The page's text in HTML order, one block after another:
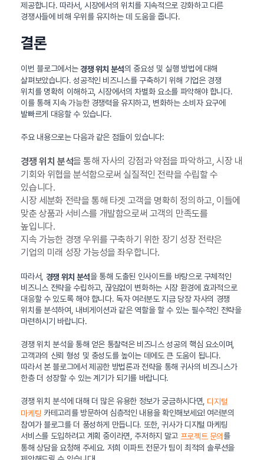
제공합니다. 따라서, 시장에서의 위치를 지속적으로 강화하고 다른
경쟁사들에 비해 우위를 유지하는 데 도움을 줍니다.
결론
이번 블로그에서는경쟁 위치 분석의 중요성 및 실행 방법에 대해
살펴보았습니다. 성공적인 비즈니스를 구축하기 위해 기업은 경쟁
위치를 명확히 이해하고, 시장에서의 차별화 요소를 파악해야 합니다.
이를 통해 지속 가능한 경쟁력을 유지하고, 변화하는 소비자 요구에
발빠르게 대응할 수 있습니다.
주요 내용으로는 다음과 같은 점들이 있습니다:
경쟁 위치 분석을 통해 자사의 강점과 약점을 파악하고, 시장 내
기회와 위협을 분석함으로써 실질적인 전략을 수립할 수
있습니다.
시장 세분화 전략을 통해 타겟 고객을 명확히 정의하고, 이들에
맞춘 상품과 서비스를 개발함으로써 고객의 만족도를
높입니다.
지속 가능한 경쟁 우위를 구축하기 위한 장기 성장 전략은
기업의 미래 성장 가능성을 좌우합니다.
따라서, 경쟁 위치 분석을 통해 도출된 인사이트를 바탕으로 구체적인
비즈니스 전략을 수립하고, 끊임없이 변화하는 시장 환경에 효과적으로
대응할 수 있도록 해야 합니다. 독자 여러분도 지금 당장 자사의 경쟁
위치를 분석하여, 내비게이션과 같은 역할을 할 수 있는 필수적인 전략을
마련하시기 바랍니다.
경쟁 위치 분석을 통해 얻은 통찰력은 비즈니스 성공의 핵심 요소이며,
고객과의 신뢰 형성 및 충성도를 높이는 데에도 큰 도움이 됩니다.
따라서 본 블로그에서 제공한 방법론과 전략을 통해 귀사의 비즈니스가
한층 더 성장할 수 있는 계기가 되기를 바랍니다.
경쟁 위치 분석에 대해 더 많은 유용한 정보가 궁금하시다면, 디지털
마케팅 카테고리를 방문하여 심층적인 내용을 확인해보세요! 여러분의
참여가 블로그를 더 풍성하게 만듭니다. 또한, 귀사가 디지털 마케팅
서비스를 도입하려고 계획 중이라면, 주저하지 말고 프로젝트 문의 를
통해 상담을 요청해 주세요. 저희 이파트 전문가 팀이 최적의 솔루션을